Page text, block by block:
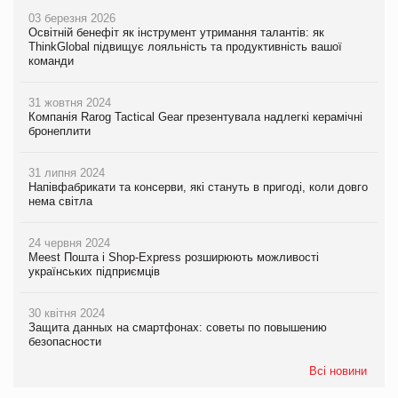
03 березня 2026
Освітній бенефіт як інструмент утримання талантів: як
ThinkGlobal підвищує лояльність та продуктивність вашої
команди
31 жовтня 2024
Компанія Rarog Tactical Gear презентувала надлегкі керамічні
бронеплити
31 липня 2024
Напівфабрикати та консерви, які стануть в пригоді, коли довго
нема світла
24 червня 2024
Meest Пошта і Shop-Express розширюють можливості
українських підприємців
30 квітня 2024
Защита данных на смартфонах: советы по повышению
безопасности
Всі новини